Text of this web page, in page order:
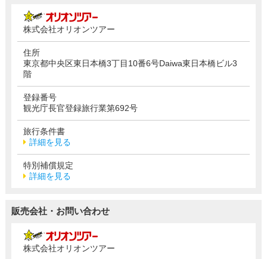
株式会社オリオンツアー
住所
東京都中央区東日本橋3丁目10番6号Daiwa東日本橋ビル3
階
登録番号
観光庁長官登録旅行業第692号
旅行条件書
詳細を見る
特別補償規定
詳細を見る
販売会社・お問い合わせ
株式会社オリオンツアー